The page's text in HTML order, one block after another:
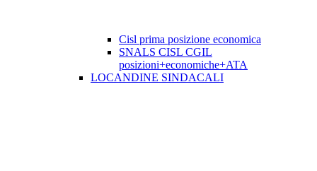
Cisl prima posizione economica
SNALS CISL CGIL
posizioni+economiche+ATA
LOCANDINE SINDACALI